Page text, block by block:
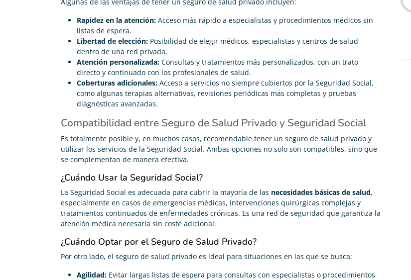
Rapidez en la atención: Acceso más rápido a especialistas y procedimientos médicos sin
listas de espera.
Libertad de elección: Posibilidad de elegir médicos, especialistas y centros de salud
dentro de una red privada.
Atención personalizada: Consultas y tratamientos más personalizados, con un trato
directo y continuado con los profesionales de salud.
Coberturas adicionales: Acceso a servicios no siempre cubiertos por la Seguridad Social,
como algunas terapias alternativas, revisiones periódicas más completas y pruebas
diagnósticas avanzadas.
Compatibilidad entre Seguro de Salud Privado y Seguridad Social
Es totalmente posible y, en muchos casos, recomendable tener un seguro de salud privado y
utilizar los servicios de la Seguridad Social. Ambas opciones no solo son compatibles, sino que
se complementan de manera efectiva.
¿Cuándo Usar la Seguridad Social?
La Seguridad Social es adecuada para cubrir la mayoría de las necesidades básicas de salud,
especialmente en casos de emergencias médicas, intervenciones quirúrgicas complejas y
tratamientos continuados de enfermedades crónicas. Es una red de seguridad que garantiza la
atención médica necesaria sin coste adicional.
¿Cuándo Optar por el Seguro de Salud Privado?
Por otro lado, el seguro de salud privado es ideal para situaciones en las que se busca:
Agilidad: Evitar largas listas de espera para consultas con especialistas o procedimientos